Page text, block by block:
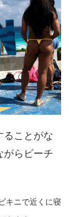
ることがな
がらビーチ
キニで近くに寝